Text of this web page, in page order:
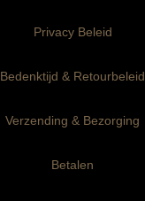
6mm dik
Maatwerk
Privacy Beleid
Bedenktijd & Retourbeleid
Verzending & Bezorging
Betalen